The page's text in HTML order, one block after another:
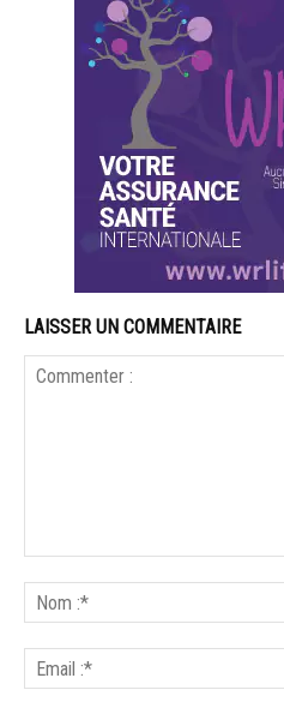
LAISSER UN COMMENTAIRE